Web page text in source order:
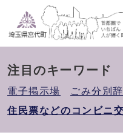
注目のキーワード
電子掲示場
ごみ分別
住民票などのコンビニ